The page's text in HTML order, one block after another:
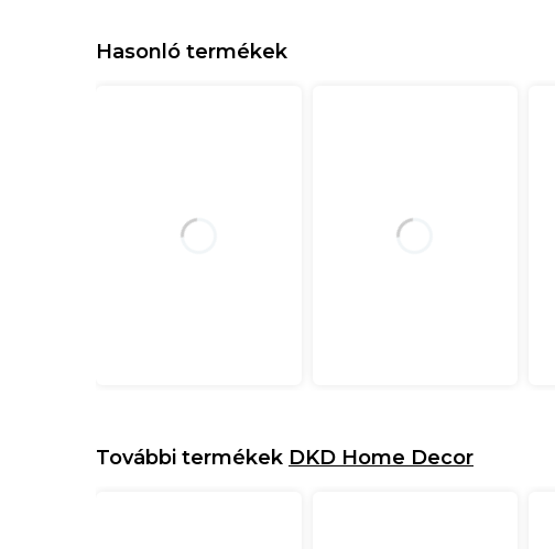
Hasonló termékek
További termékek DKD Home Decor